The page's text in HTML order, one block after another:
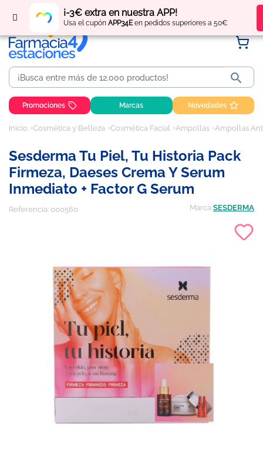
¡-3€ extra en nuestra APP!
Usa el cupón APP34Een pedidos superiores a 50€
Regístratey obtén puntos por tus compras

Promociones Marcas Novedades
Inicio Cosmética y Belleza Cosmética Facial Ampollas Ampollas
Sesderma Tu Piel, Tu Historia Pack
Firmeza, Daeses Crema Y Serum
Inmediato + Factor G Serum
Referencia: 000560 Marca SESDERMA